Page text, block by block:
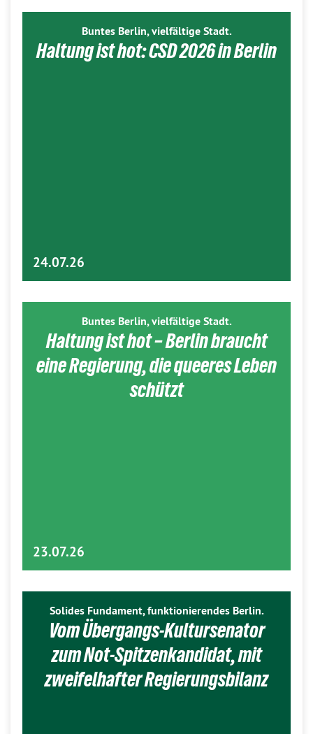
Buntes Berlin, vielfältige Stadt.
Haltung ist hot: CSD 2026 in Berlin
24.07.26
Buntes Berlin, vielfältige Stadt.
Haltung ist hot – Berlin braucht
eine Regierung, die queeres Leben
schützt
23.07.26
Solides Fundament, funktionierendes Berlin.
Vom Übergangs-Kultursenator
zum Not-Spitzenkandidat, mit
zweifelhafter Regierungsbilanz